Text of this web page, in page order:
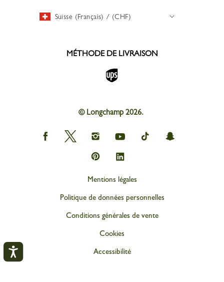
Suisse (Français) / (CHF)
MÉTHODE DE LIVRAISON
© Longchamp 2026.
Longchamp
on
Longchamp
on
Longchamp
on
Instagram
Longchamp
on
youtube
Longchamp
on
Longchamp
on
Longchamp
on
Longchamp
on
Mentions légales
Politique de données personnelles
Conditions générales de vente
Cookies
Accessibilité